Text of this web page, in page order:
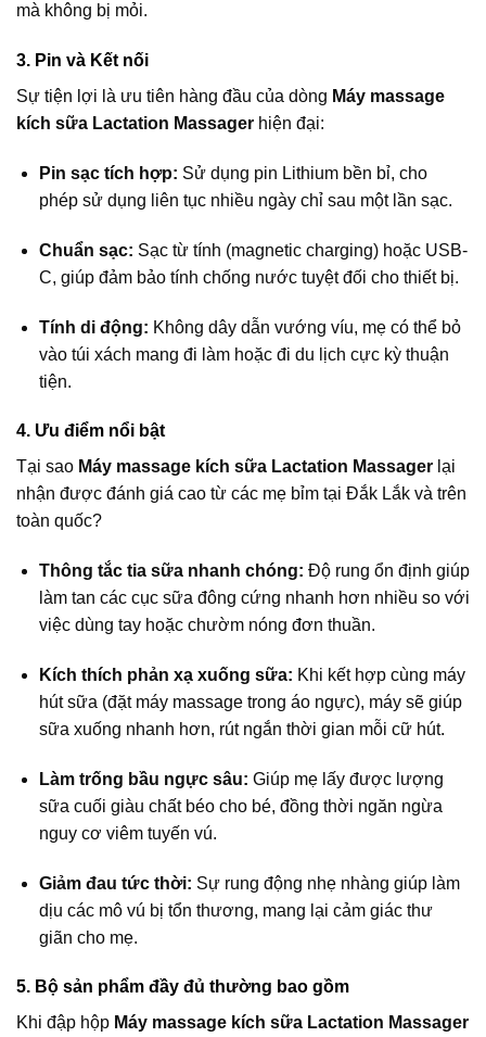
mà không bị mỏi.
3. Pin và Kết nối
Sự tiện lợi là ưu tiên hàng đầu của dòng Máy massage
kích sữa Lactation Massager hiện đại:
Pin sạc tích hợp: Sử dụng pin Lithium bền bỉ, cho
phép sử dụng liên tục nhiều ngày chỉ sau một lần sạc.
Chuẩn sạc: Sạc từ tính (magnetic charging) hoặc USB-
C, giúp đảm bảo tính chống nước tuyệt đối cho thiết bị.
Tính di động: Không dây dẫn vướng víu, mẹ có thể bỏ
vào túi xách mang đi làm hoặc đi du lịch cực kỳ thuận
tiện.
4. Ưu điểm nổi bật
Tại sao Máy massage kích sữa Lactation Massager lại
nhận được đánh giá cao từ các mẹ bỉm tại Đắk Lắk và trên
toàn quốc?
Thông tắc tia sữa nhanh chóng: Độ rung ổn định giúp
làm tan các cục sữa đông cứng nhanh hơn nhiều so với
việc dùng tay hoặc chườm nóng đơn thuần.
Kích thích phản xạ xuống sữa: Khi kết hợp cùng máy
hút sữa (đặt máy massage trong áo ngực), máy sẽ giúp
sữa xuống nhanh hơn, rút ngắn thời gian mỗi cữ hút.
Làm trống bầu ngực sâu: Giúp mẹ lấy được lượng
sữa cuối giàu chất béo cho bé, đồng thời ngăn ngừa
nguy cơ viêm tuyến vú.
Giảm đau tức thời: Sự rung động nhẹ nhàng giúp làm
dịu các mô vú bị tổn thương, mang lại cảm giác thư
giãn cho mẹ.
5. Bộ sản phẩm đầy đủ thường bao gồm
Khi đập hộp Máy massage kích sữa Lactation Massager